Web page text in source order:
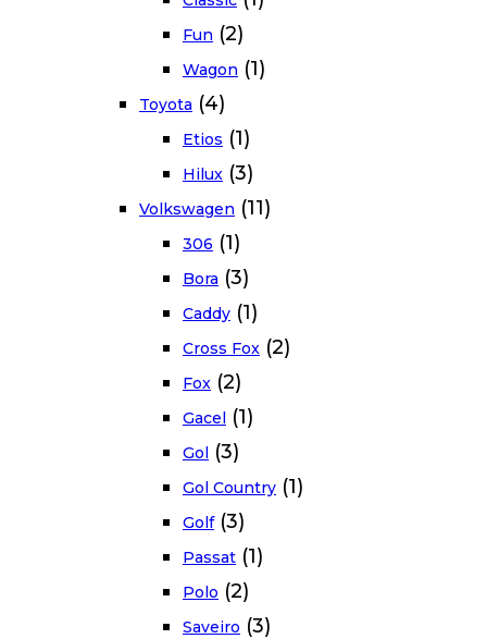
Fun (2)
Wagon (1)
Toyota (4)
Etios (1)
Hilux (3)
Volkswagen (11)
306 (1)
Bora (3)
Caddy (1)
Cross Fox (2)
Fox (2)
Gacel (1)
Gol (3)
Gol Country (1)
Golf (3)
Passat (1)
Polo (2)
Saveiro (3)